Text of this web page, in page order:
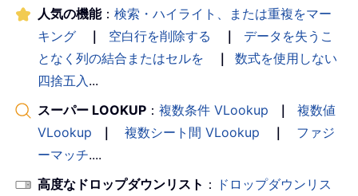
人気の機能： 検索・ハイライト、または重複をマー
キング
｜ 空白行を削除する ｜
データを失うこ
となく列の結合またはセルを
｜
数式を使用しない
四捨五入 ...
スーパー LOOKUP ： 複数条件 VLookup ｜
複数値
VLookup
｜ 複数シート間 VLookup ｜
ファジ
ーマッチ....
高度なドロップダウンリスト ： ドロップダウンリス